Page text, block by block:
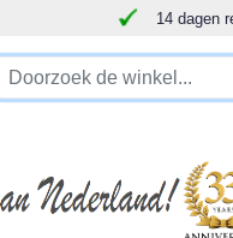
14 dagen
!!!!! LET